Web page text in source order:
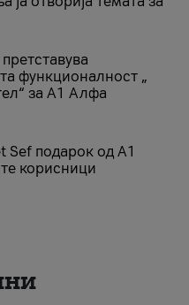
функционалност „
за А1 Алфа
Sеf подарок од А1
корисници